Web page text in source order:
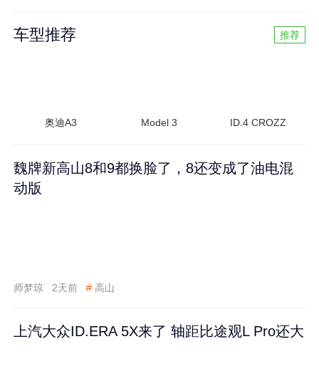
车型推荐 推荐
奥迪A3 Model 3 ID.4 CROZZ
魏牌新高山8和9都换脸了，8还变成了油电混
动版
师梦琼 2天前 # 高山
上汽大众ID.ERA 5X来了 轴距比途观L Pro还大